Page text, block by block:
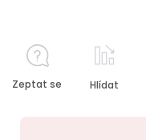
Zeptat se Hlídat